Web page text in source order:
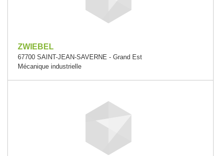
ZWIEBEL
67700 SAINT-JEAN-SAVERNE - Grand Est
Mécanique industrielle